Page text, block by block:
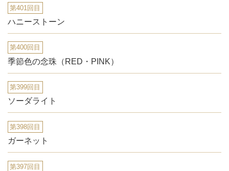
第401回目
ハニーストーン
第400回目
季節色の念珠（RED・PINK）
第399回目
ソーダライト
第398回目
ガーネット
第397回目